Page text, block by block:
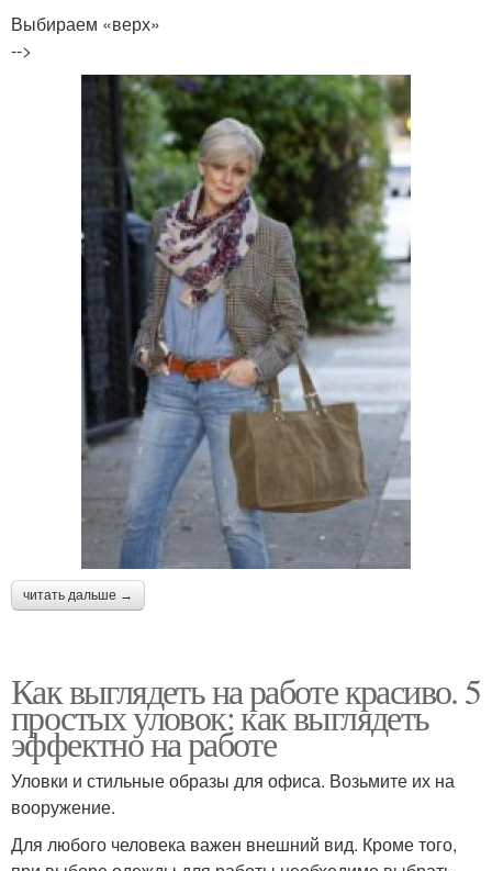
Выбираем «верх»
-->
читать дальше →
Как выглядеть на работе красиво. 5
простых уловок: как выглядеть
эффектно на работе
Уловки и стильные образы для офиса. Возьмите их на
вооружение.
Для любого человека важен внешний вид. Кроме того,